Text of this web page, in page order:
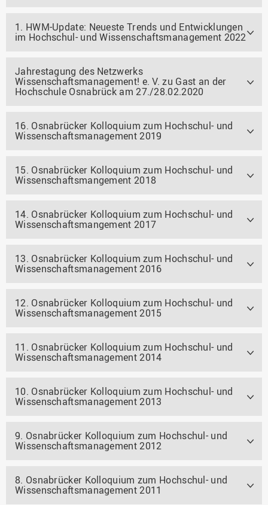
1. HWM-Update: Neueste Trends und Entwicklungen
im Hochschul- und Wissenschaftsmanagement 2022
Jahrestagung des Netzwerks
Wissenschaftsmanagement! e. V. zu Gast an der
Hochschule Osnabrück am 27./28.02.2020
16. Osnabrücker Kolloquium zum Hochschul- und
Wissenschaftsmanagement 2019
15. Osnabrücker Kolloquium zum Hochschul- und
Wissenschaftsmangement 2018
14. Osnabrücker Kolloquium zum Hochschul- und
Wissenschaftsmangement 2017
13. Osnabrücker Kolloquium zum Hochschul- und
Wissenschaftsmanagement 2016
12. Osnabrücker Kolloquium zum Hochschul- und
Wissenschaftsmanagement 2015
11. Osnabrücker Kolloquium zum Hochschul- und
Wissenschaftsmanagement 2014
10. Osnabrücker Kolloquium zum Hochschul- und
Wissenschaftsmanagement 2013
9. Osnabrücker Kolloquium zum Hochschul- und
Wissenschaftsmanagement 2012
8. Osnabrücker Kolloquium zum Hochschul- und
Wissenschaftsmanagement 2011